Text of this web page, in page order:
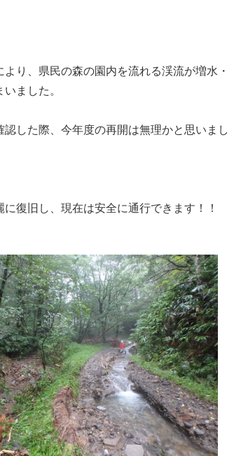
より、県民の森の園内を流れる渓流が増水
ました。
認した際、今年度の再開は無理かと思いま
に復旧し、現在は安全に通行できます！！